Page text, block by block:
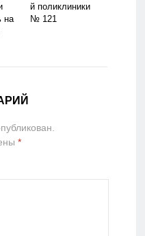
на
й поликлиники
№ 121
*